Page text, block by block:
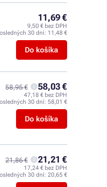
11,69 €
9,50 € bez DPH
30 dní: 11,48 €
Do košíka
58,95 € 58,03 €
47,18 € bez DPH
30 dní: 58,01 €
Do košíka
21,86 € 21,21 €
17,24 € bez DPH
30 dní: 20,65 €